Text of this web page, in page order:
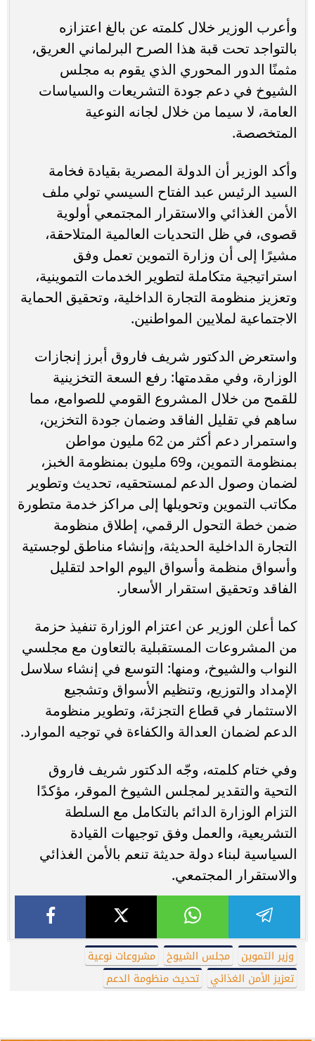
وأعرب الوزير خلال كلمته عن بالغ اعتزازه
بالتواجد تحت قبة هذا الصرح البرلماني العريق،
مثمنًا الدور المحوري الذي يقوم به مجلس
الشيوخ في دعم جودة التشريعات والسياسات
العامة، لا سيما من خلال لجانه النوعية
المتخصصة.
وأكد الوزير أن الدولة المصرية بقيادة فخامة
السيد الرئيس عبد الفتاح السيسي تولي ملف
الأمن الغذائي والاستقرار المجتمعي أولوية
قصوى، في ظل التحديات العالمية المتلاحقة،
مشيرًا إلى أن وزارة التموين تعمل وفق
استراتيجية متكاملة لتطوير الخدمات التموينية،
وتعزيز منظومة التجارة الداخلية، وتحقيق الحماية
الاجتماعية لملايين المواطنين.
واستعرض الدكتور شريف فاروق أبرز إنجازات
الوزارة، وفي مقدمتها: رفع السعة التخزينية
للقمح من خلال المشروع القومي للصوامع، مما
ساهم في تقليل الفاقد وضمان جودة التخزين،
واستمرار دعم أكثر من 62 مليون مواطن
بمنظومة التموين، و69 مليون بمنظومة الخبز،
لضمان وصول الدعم لمستحقيه، تحديث وتطوير
مكاتب التموين وتحويلها إلى مراكز خدمة متطورة
ضمن خطة التحول الرقمي، إطلاق منظومة
التجارة الداخلية الحديثة، وإنشاء مناطق لوجستية
وأسواق منظمة وأسواق اليوم الواحد لتقليل
الفاقد وتحقيق استقرار الأسعار.
كما أعلن الوزير عن اعتزام الوزارة تنفيذ حزمة
من المشروعات المستقبلية بالتعاون مع مجلسي
النواب والشيوخ، ومنها: التوسع في إنشاء سلاسل
الإمداد والتوزيع، وتنظيم الأسواق وتشجيع
الاستثمار في قطاع التجزئة، وتطوير منظومة
الدعم لضمان العدالة والكفاءة في توجيه الموارد.
وفي ختام كلمته، وجّه الدكتور شريف فاروق
التحية والتقدير لمجلس الشيوخ الموقر، مؤكدًا
التزام الوزارة الدائم بالتكامل مع السلطة
التشريعية، والعمل وفق توجيهات القيادة
السياسية لبناء دولة حديثة تنعم بالأمن الغذائي
والاستقرار المجتمعي.
وزير التموين مجلس الشيوخ
مشروعات نوعية
تعزيز الأمن الغذائي
تحديث منظومة الدعم